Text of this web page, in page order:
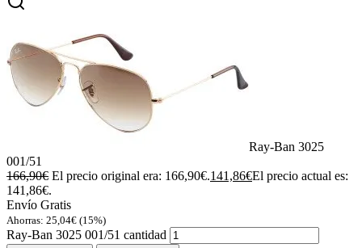
Ray-Ban 3025
001/51
166,90€ El precio original era: 166,90€.141,86€El precio actual es:
141,86€.
Envío Gratis
Ahorras: 25,04€ (15%)
Ray-Ban 3025 001/51 cantidad